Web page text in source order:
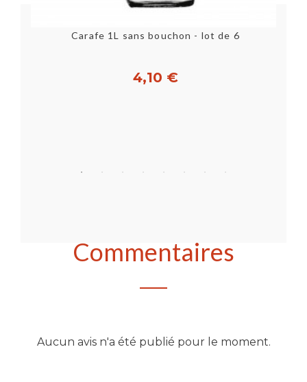
Carafe 1L sans bouchon - lot de 6
4,10 €
Commentaires
Aucun avis n'a été publié pour le moment.